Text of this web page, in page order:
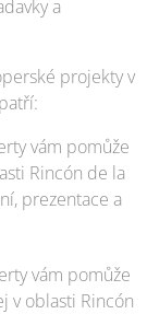
a
projekty v
vám pomůže
Rincón de la
prezentace a
vám pomůže
v oblasti Rincón